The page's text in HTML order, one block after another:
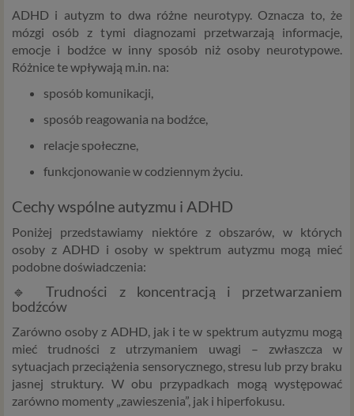
ADHD i autyzm to dwa różne neurotypy. Oznacza to, że
mózgi osób z tymi diagnozami przetwarzają informacje,
emocje i bodźce w inny sposób niż osoby neurotypowe.
Różnice te wpływają m.in. na:
sposób komunikacji,
sposób reagowania na bodźce,
relacje społeczne,
funkcjonowanie w codziennym życiu.
Cechy wspólne autyzmu i ADHD
Poniżej przedstawiamy niektóre z obszarów, w których
osoby z ADHD i osoby w spektrum autyzmu mogą mieć
podobne doświadczenia:
🔹 Trudności z koncentracją i przetwarzaniem
bodźców
Zarówno osoby z ADHD, jak i te w spektrum autyzmu mogą
mieć trudności z utrzymaniem uwagi – zwłaszcza w
sytuacjach przeciążenia sensorycznego, stresu lub przy braku
jasnej struktury. W obu przypadkach mogą występować
zarówno momenty „zawieszenia”, jak i hiperfokusu.